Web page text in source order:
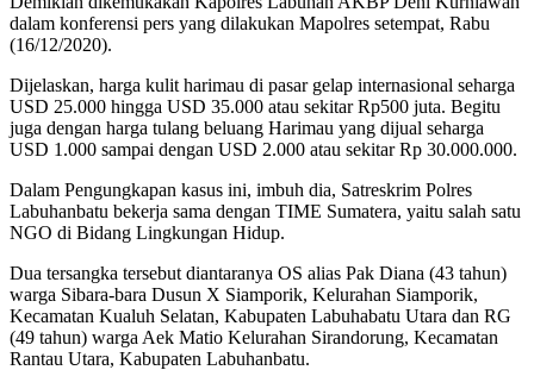
dalam konferensi pers yang dilakukan Mapolres setempat, Rabu
(16/12/2020).
Dijelaskan, harga kulit harimau di pasar gelap internasional seharga
USD 25.000 hingga USD 35.000 atau sekitar Rp500 juta. Begitu
juga dengan harga tulang beluang Harimau yang dijual seharga
USD 1.000 sampai dengan USD 2.000 atau sekitar Rp 30.000.000.
Dalam Pengungkapan kasus ini, imbuh dia, Satreskrim Polres
Labuhanbatu bekerja sama dengan TIME Sumatera, yaitu salah satu
NGO di Bidang Lingkungan Hidup.
Dua tersangka tersebut diantaranya OS alias Pak Diana (43 tahun)
warga Sibara-bara Dusun X Siamporik, Kelurahan Siamporik,
Kecamatan Kualuh Selatan, Kabupaten Labuhabatu Utara dan RG
(49 tahun) warga Aek Matio Kelurahan Sirandorung, Kecamatan
Rantau Utara, Kabupaten Labuhanbatu.